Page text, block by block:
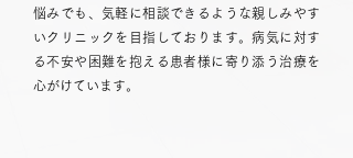
悩みでも、気軽に相談できるような親しみやす
いクリニックを目指しております。病気に対す
る不安や困難を抱える患者様に寄り添う治療を
心がけています。